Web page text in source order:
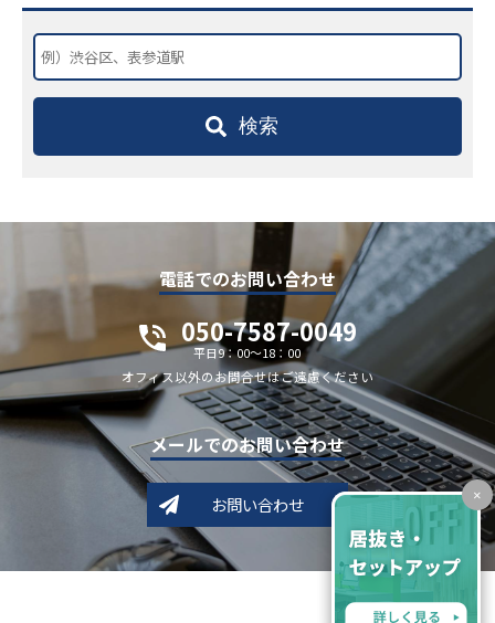
×
検索
電話でのお問い合わせ
050-7587-0049
平日9：00～18：00
オフィス以外のお問合せはご遠慮ください
メールでのお問い合わせ
お問い合わせ